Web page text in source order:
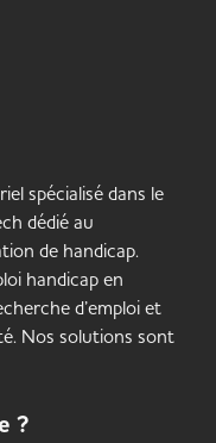
spécialisé dans le
dédié au
de handicap.
handicap en
d’emploi et
Nos solutions sont
?